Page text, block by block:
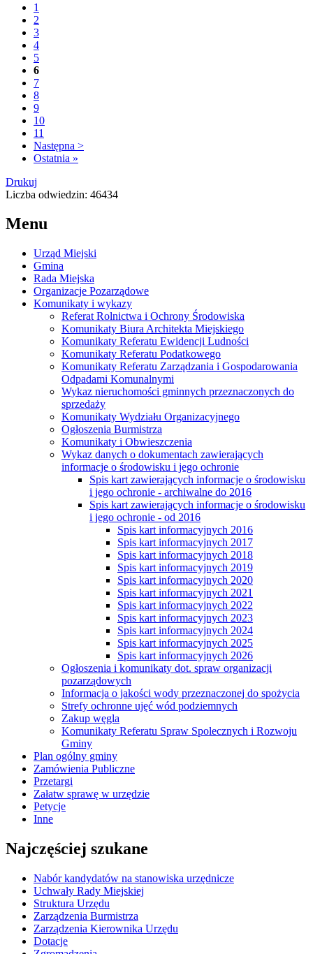
1
2
3
4
5
6
7
8
9
10
11
Następna >
Ostatnia »
Drukuj
Liczba odwiedzin: 46434
Menu
Urząd Miejski
Gmina
Rada Miejska
Organizacje Pozarządowe
Komunikaty i wykazy
Referat Rolnictwa i Ochrony Środowiska
Komunikaty Biura Architekta Miejskiego
Komunikaty Referatu Ewidencji Ludności
Komunikaty Referatu Podatkowego
Komunikaty Referatu Zarządzania i Gospodarowania
Odpadami Komunalnymi
Wykaz nieruchomości gminnych przeznaczonych do
sprzedaży
Komunikaty Wydziału Organizacyjnego
Ogłoszenia Burmistrza
Komunikaty i Obwieszczenia
Wykaz danych o dokumentach zawierających
informacje o środowisku i jego ochronie
Spis kart zawierających informacje o środowisku
i jego ochronie - archiwalne do 2016
Spis kart zawierających informacje o środowisku
i jego ochronie - od 2016
Spis kart informacyjnych 2016
Spis kart informacyjnych 2017
Spis kart informacyjnych 2018
Spis kart informacyjnych 2019
Spis kart informacyjnych 2020
Spis kart informacyjnych 2021
Spis kart informacyjnych 2022
Spis kart informacyjnych 2023
Spis kart informacyjnych 2024
Spis kart informacyjnych 2025
Spis kart informacyjnych 2026
Ogłoszenia i komunikaty dot. spraw organizacji
pozarządowych
Informacja o jakości wody przeznaczonej do spożycia
Strefy ochronne ujęć wód podziemnych
Zakup węgla
Komunikaty Referatu Spraw Spolecznych i Rozwoju
Gminy
Plan ogólny gminy
Zamówienia Publiczne
Przetargi
Załatw sprawę w urzędzie
Petycje
Inne
Najczęściej szukane
Nabór kandydatów na stanowiska urzędnicze
Uchwały Rady Miejskiej
Struktura Urzędu
Zarządzenia Burmistrza
Zarządzenia Kierownika Urzędu
Dotacje